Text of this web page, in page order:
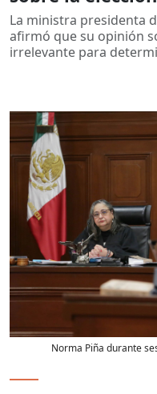
La ministra presidenta
afirmó que su opinión
irrelevante para
Norma Piña durante